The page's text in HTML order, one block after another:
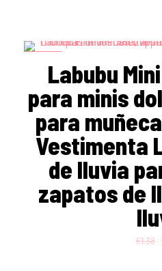
Labubu
para minis
para
Vestimenta
de lluvia
zapatos de
€1.38